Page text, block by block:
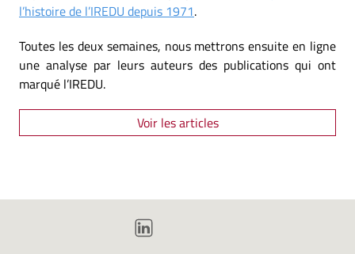
l’histoire de l’IREDU depuis 1971.
Toutes les deux semaines, nous mettrons ensuite en ligne
une analyse par leurs auteurs des publications qui ont
marqué l’IREDU.
Voir les articles